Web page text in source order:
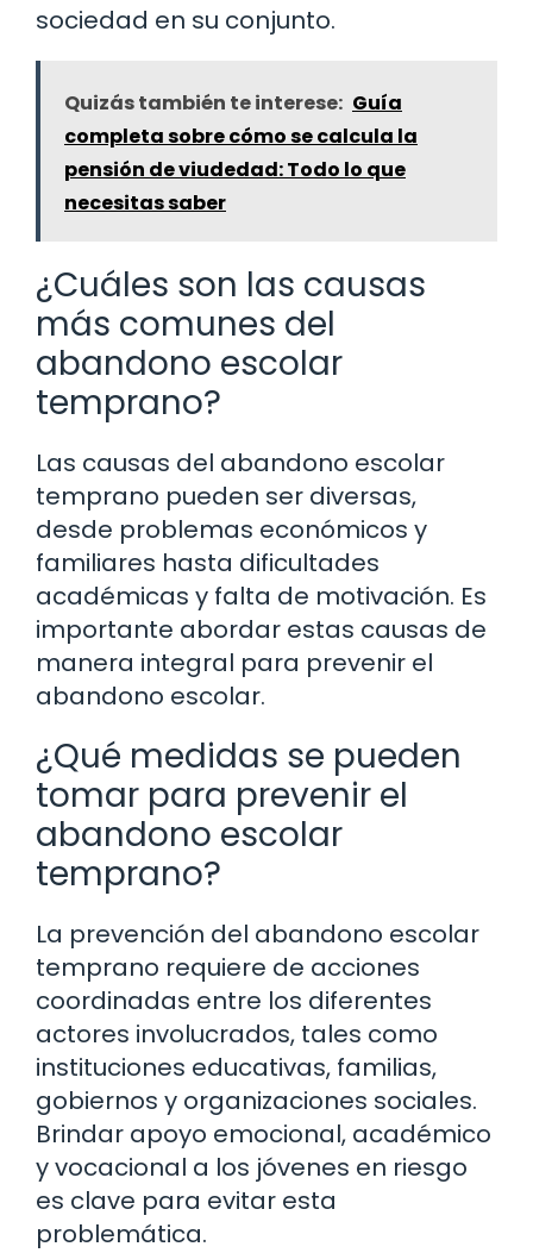
sociedad en su conjunto.
Quizás también te interese: Guía
completa sobre cómo se calcula la
pensión de viudedad: Todo lo que
necesitas saber
¿Cuáles son las causas
más comunes del
abandono escolar
temprano?
Las causas del abandono escolar
temprano pueden ser diversas,
desde problemas económicos y
familiares hasta dificultades
académicas y falta de motivación. Es
importante abordar estas causas de
manera integral para prevenir el
abandono escolar.
¿Qué medidas se pueden
tomar para prevenir el
abandono escolar
temprano?
La prevención del abandono escolar
temprano requiere de acciones
coordinadas entre los diferentes
actores involucrados, tales como
instituciones educativas, familias,
gobiernos y organizaciones sociales.
Brindar apoyo emocional, académico
y vocacional a los jóvenes en riesgo
es clave para evitar esta
problemática.